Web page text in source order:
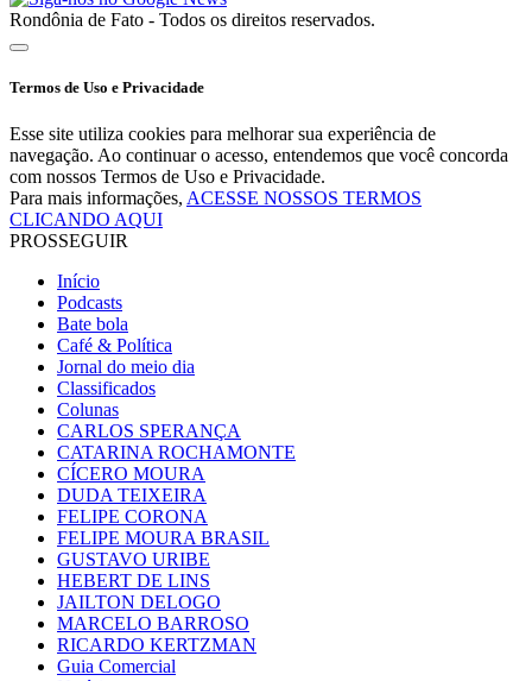
Rondônia de Fato - Todos os direitos reservados.
Termos de Uso e Privacidade
Esse site utiliza cookies para melhorar sua experiência de
navegação. Ao continuar o acesso, entendemos que você concorda
com nossos Termos de Uso e Privacidade.
Para mais informações, ACESSE NOSSOS TERMOS
CLICANDO AQUI
PROSSEGUIR
Início
Podcasts
Bate bola
Café & Política
Jornal do meio dia
Classificados
Colunas
CARLOS SPERANÇA
CATARINA ROCHAMONTE
CÍCERO MOURA
DUDA TEIXEIRA
FELIPE CORONA
FELIPE MOURA BRASIL
GUSTAVO URIBE
HEBERT DE LINS
JAILTON DELOGO
MARCELO BARROSO
RICARDO KERTZMAN
Guia Comercial